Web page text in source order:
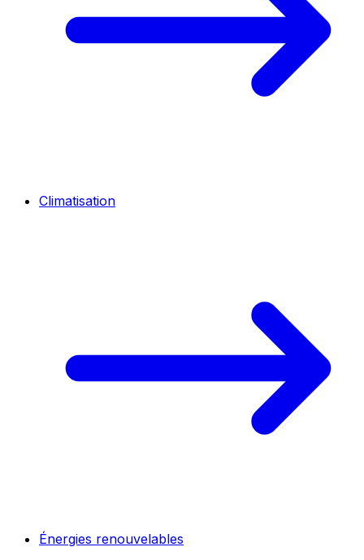
Climatisation
Énergies renouvelables